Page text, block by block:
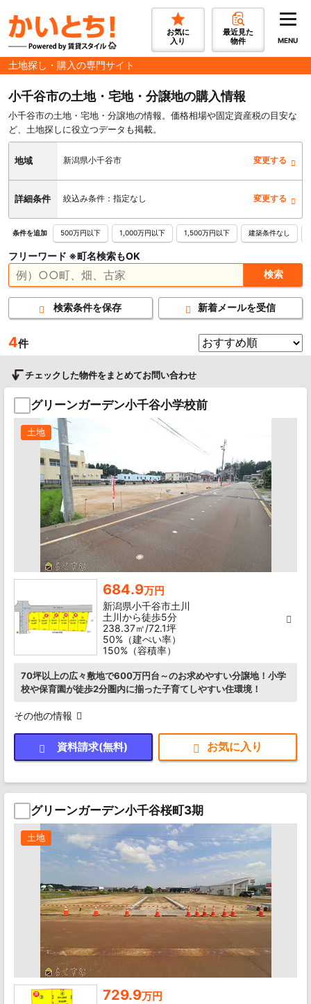
お気に
入り
最近見た
物件
MENU
土地探し・購入の専門サイト
小千谷市の土地・宅地・分譲地の購入情報
小千谷市の土地・宅地・分譲地の情報。価格相場や固定資産税の目安な
ど、土地探しに役立つデータも掲載。
地域 新潟県小千谷市 変更する
詳細条件 絞込み条件：指定なし 変更する
条件を追加 500万円以下 1,000万円以下 1,500万円以下 建築条件なし
フリーワード ※町名検索もOK
検索条件を保存 新着メールを受信
4件
チェックした物件をまとめてお問い合わせ
グリーンガーデン小千谷小学校前
土地
684.9万円
新潟県小千谷市土川
土川から徒歩5分
238.37㎡/72.1坪
50%（建ぺい率）
150%（容積率）
70坪以上の広々敷地で600万円台～のお求めやすい分譲地！小学
校や保育園が徒歩2分圏内に揃った子育てしやすい住環境！
その他の情報
資料請求(無料)
グリーンガーデン小千谷桜町3期
土地
729.9万円